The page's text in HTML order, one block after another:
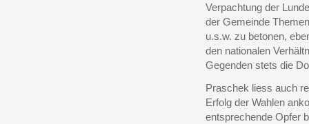
Verpachtung der
der Gemeinde
u.s.w. zu betonen,
den nationalen
Gegenden stets die
Praschek liess auch
Erfolg der Wahlen
entsprechende Opfer